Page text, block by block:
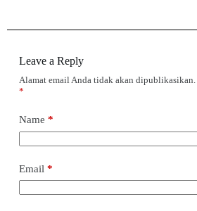
Leave a Reply
Alamat email Anda tidak akan dipublikasikan.
*
Name *
Email *